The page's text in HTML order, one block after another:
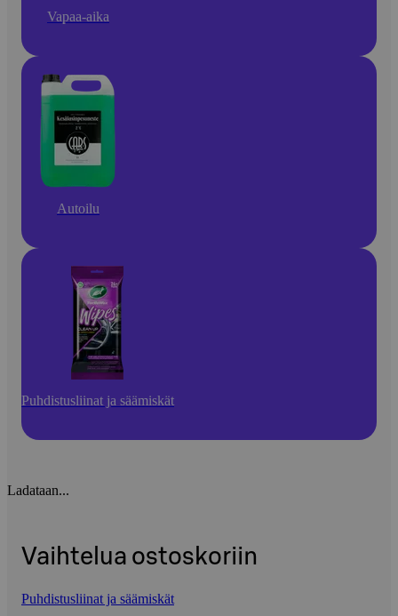
Vapaa-aika
Autoilu
Puhdistusliinat ja säämiskät
Ladataan...
Vaihtelua ostoskoriin
Puhdistusliinat ja säämiskät